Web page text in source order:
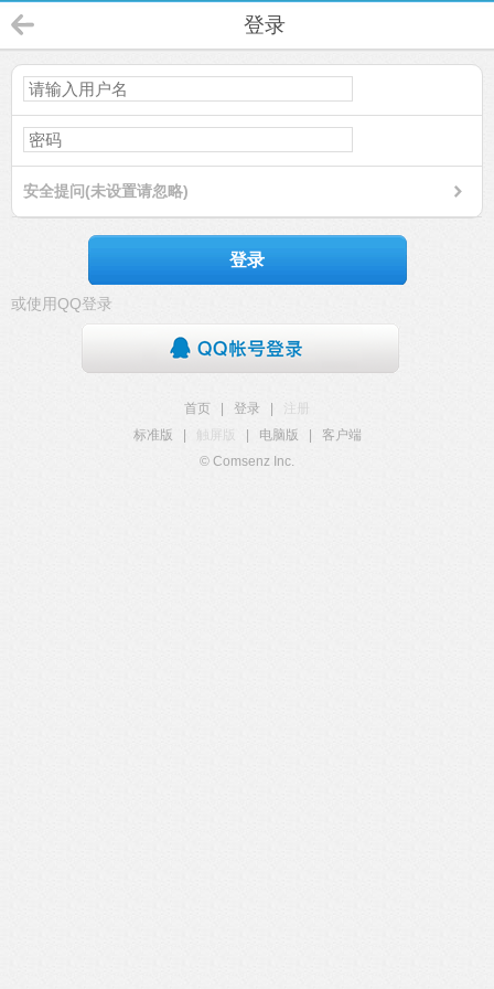
登录
安全提问(未设置请忽略)
登录
或使用QQ登录
首页 登录
注册
标准版
触屏版 电脑版
客户端
© Comsenz Inc.